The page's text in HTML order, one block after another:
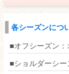
各シーズンにつ
■オフシーズン
■ショルダーシ